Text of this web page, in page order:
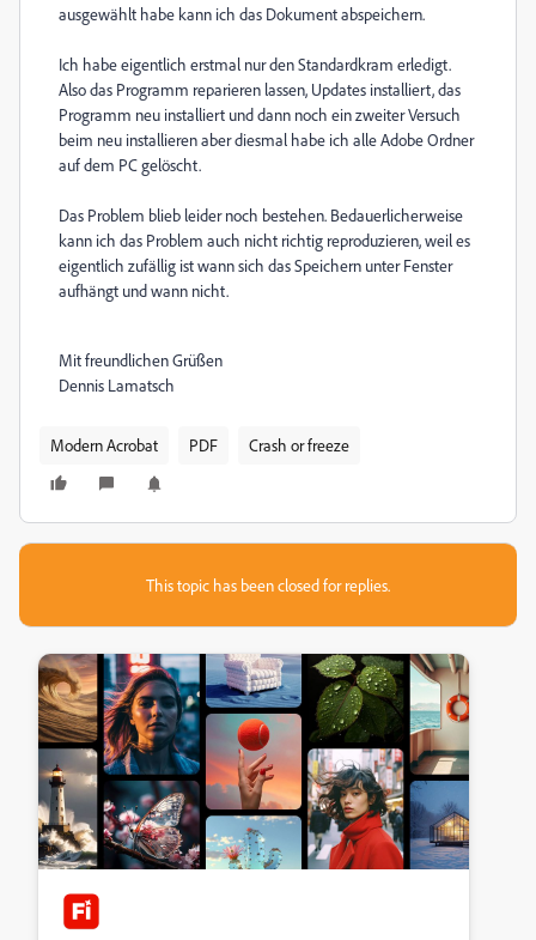
ausgewählt habe kann ich das Dokument abspeichern.
Ich habe eigentlich erstmal nur den Standardkram erledigt.
Also das Programm reparieren lassen, Updates installiert, das
Programm neu installiert und dann noch ein zweiter Versuch
beim neu installieren aber diesmal habe ich alle Adobe Ordner
auf dem PC gelöscht.
Das Problem blieb leider noch bestehen. Bedauerlicherweise
kann ich das Problem auch nicht richtig reproduzieren, weil es
eigentlich zufällig istwannsich das Speichern unter Fenster
aufhängt und wann nicht.
Mit freundlichen Grüßen
Dennis Lamatsch
Modern Acrobat PDF Crash or freeze
This topic has been closed for replies.